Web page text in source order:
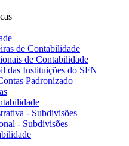
de Contabilidade
de Contabilidade
das Instituições do SFN
Padronizado
- Subdivisões
- Subdivisões